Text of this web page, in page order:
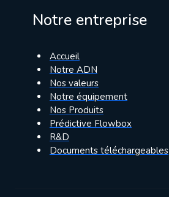
Notre entreprise
Accueil
Notre ADN
Nos valeurs
Notre équipement
Nos Produits
Prédictive Flowbox
R&D
Documents téléchargeables